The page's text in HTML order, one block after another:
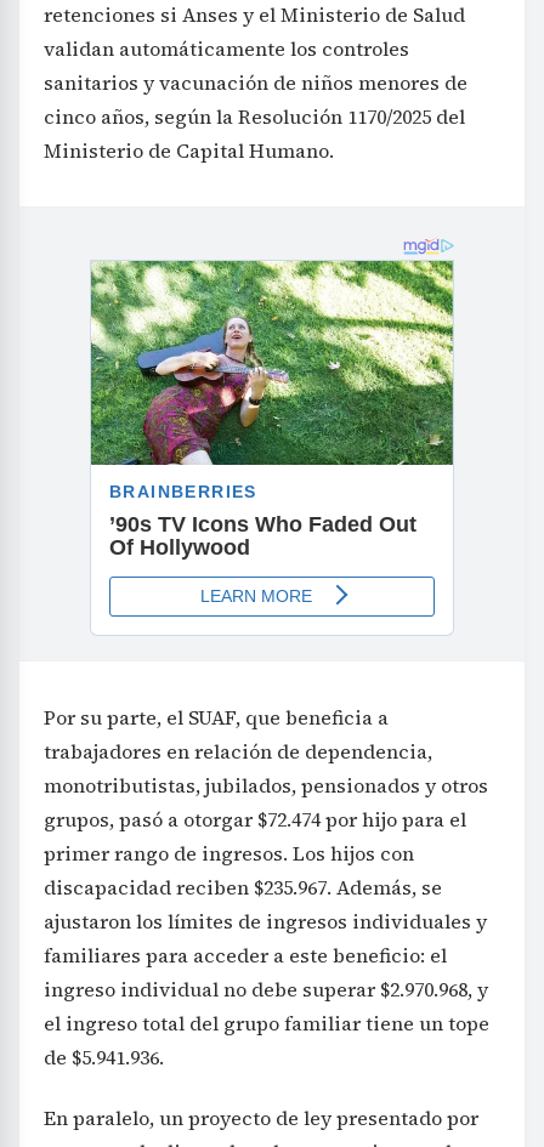
retenciones si Anses y el Ministerio de Salud
validan automáticamente los controles
sanitarios y vacunación de niños menores de
cinco años, según la Resolución 1170/2025 del
Ministerio de Capital Humano.
Por su parte, el SUAF, que beneficia a
trabajadores en relación de dependencia,
monotributistas, jubilados, pensionados y otros
grupos, pasó a otorgar $72.474 por hijo para el
primer rango de ingresos. Los hijos con
discapacidad reciben $235.967. Además, se
ajustaron los límites de ingresos individuales y
familiares para acceder a este beneficio: el
ingreso individual no debe superar $2.970.968, y
el ingreso total del grupo familiar tiene un tope
de $5.941.936.
En paralelo, un proyecto de ley presentado por